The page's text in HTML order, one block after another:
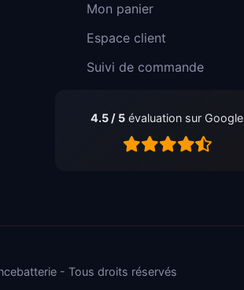
Mon panier
Espace client
Suivi de commande
4.5 / 5 évaluation sur Google
- Tous droits réservés